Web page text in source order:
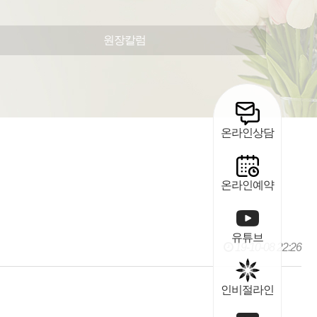
원장칼럼
19-10-08 22:26
온라인상담
온라인예약
유튜브
인비절라인